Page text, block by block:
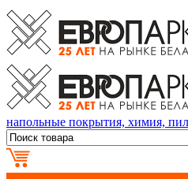
напольные покрытия, химия,